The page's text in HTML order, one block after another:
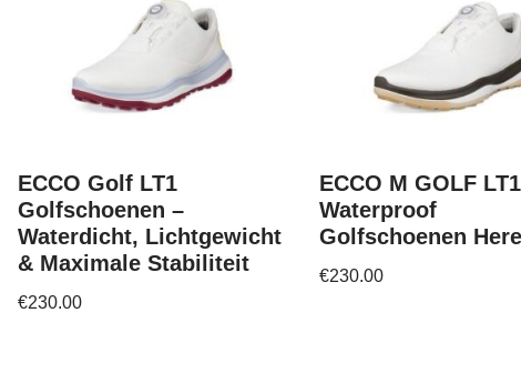
ECCO Golf LT1
Golfschoenen –
Waterdicht, Lichtgewicht
& Maximale Stabiliteit
€230.00
ECCO M GOLF
Waterproof
Golfschoenen
€230.00